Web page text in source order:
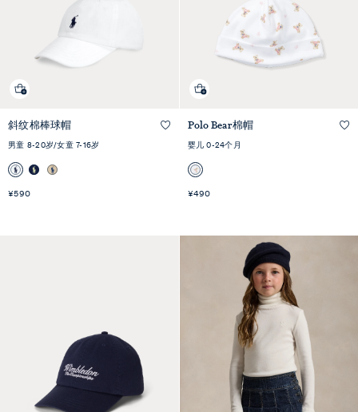
斜纹棉棒球帽
男童 8-20岁/女童 7-16岁
¥590
Polo Bear棉帽
婴儿 0-24个月
¥490